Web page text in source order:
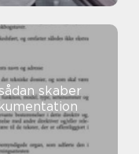
skaber